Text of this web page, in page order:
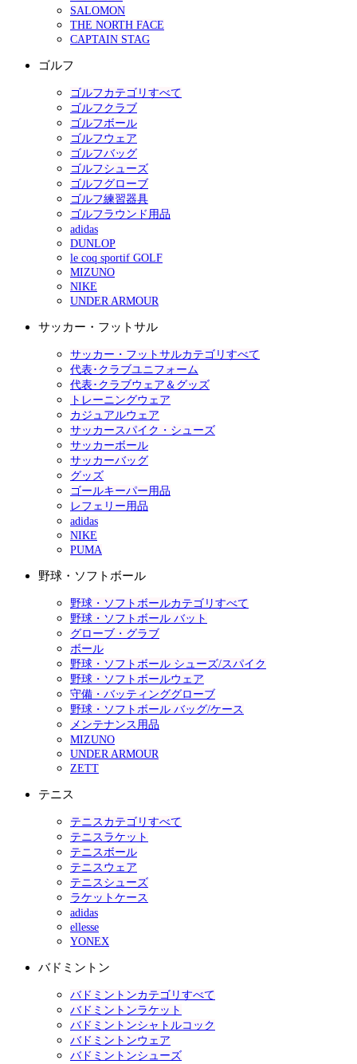
SALOMON
THE NORTH FACE
CAPTAIN STAG
ゴルフ
ゴルフカテゴリすべて
ゴルフクラブ
ゴルフボール
ゴルフウェア
ゴルフバッグ
ゴルフシューズ
ゴルフグローブ
ゴルフ練習器具
ゴルフラウンド用品
adidas
DUNLOP
le coq sportif GOLF
MIZUNO
NIKE
UNDER ARMOUR
サッカー・フットサル
サッカー・フットサルカテゴリすべて
代表･クラブユニフォーム
代表･クラブウェア＆グッズ
トレーニングウェア
カジュアルウェア
サッカースパイク・シューズ
サッカーボール
サッカーバッグ
グッズ
ゴールキーパー用品
レフェリー用品
adidas
NIKE
PUMA
野球・ソフトボール
野球・ソフトボールカテゴリすべて
野球・ソフトボール バット
グローブ・グラブ
ボール
野球・ソフトボール シューズ/スパイク
野球・ソフトボールウェア
守備・バッティンググローブ
野球・ソフトボール バッグ/ケース
メンテナンス用品
MIZUNO
UNDER ARMOUR
ZETT
テニス
テニスカテゴリすべて
テニスラケット
テニスボール
テニスウェア
テニスシューズ
ラケットケース
adidas
ellesse
YONEX
バドミントン
バドミントンカテゴリすべて
バドミントンラケット
バドミントンシャトルコック
バドミントンウェア
バドミントンシューズ